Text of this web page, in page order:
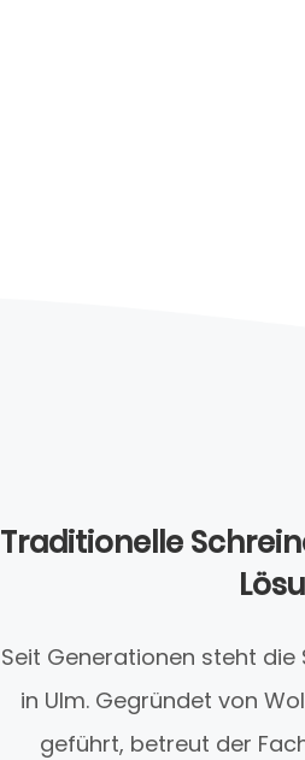
Traditionelle
Seit Generationen steht
in Ulm. Gegründet von
geführt, betreut der